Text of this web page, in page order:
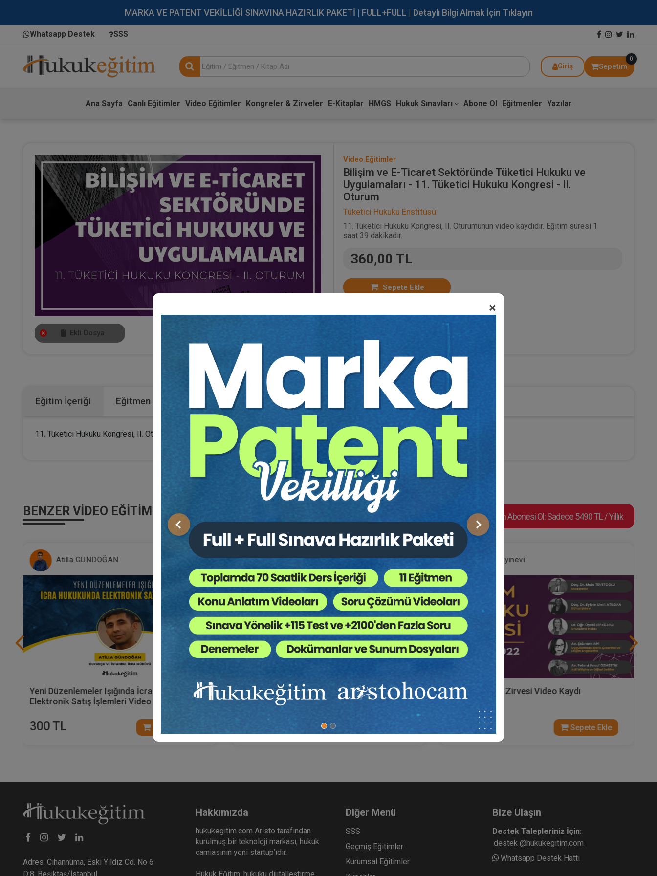
MARKA VE PATENT VEKİLLİĞİ SINAVINA HAZIRLIK PAKETİ | FULL+FULL | Detaylı Bilgi Almak İçin Tıklayın
Whatsapp Destek SSS
Giriş Sepetim
0
Ana Sayfa Canlı Eğitimler Video Eğitimler Kongreler & Zirveler E-Kitaplar HMGS Hukuk Sınavları Abone Ol Eğitmenler Yazılar
×
Önceki Sonraki
Ekli Dosya
Video Eğitimler
Bilişim ve E-Ticaret Sektöründe Tüketici Hukuku ve
Uygulamaları - 11. Tüketici Hukuku Kongresi - II.
Oturum
Tüketici Hukuku Enstitüsü
11. Tüketici Hukuku Kongresi, II. Oturumunun video kaydıdır. Eğitim süresi 1
saat 39 dakikadır.
360,00 TL
Sepete Ekle
Kategoriler: Bütün Video Eğitimler Kongreler,Tüketici Hukuku ,Bilişim Hukuku
Eğitim İçeriği Eğitmen
11. Tüketici Hukuku Kongresi, II. Oturumunun video kaydıdır. Eğitim süresi 1 saat 39 dakikadır.
BENZER VIDEO EĞITIMLER Video Eğitim Abonesi Ol: Sadece 5490 TL / Yıllık
Atilla GÜNDOĞAN
Yeni Düzenlemeler Işığında İcra Hukukunda
Elektronik Satış İşlemleri Video Eğitimi
300 TL Sepete Ekle
Doç. Dr. Selin Sert SÜTÇÜ
Sosyal Medya Kanalı İle Yapılan Kişilik Hakkı
İhlallerinin Özel Hukuk Bağlamında Korunması
Aristo Yayınevi
Bilişim Hukuku Zirvesi Video Kaydı
900 TL Sepete Ekle
Adres: Cihannüma, Eski Yıldız Cd. No 6
D:8, Beşiktaş/İstanbul
Hakkımızda
hukukegitim.com Aristo tarafından
kurulmuş bir teknoloji markası, hukuk
camiasının yeni startup’ıdır.
Hukuk Eğitim, hukuku dijitalleştirme
Diğer Menü
SSS
Geçmiş Eğitimler
Kurumsal Eğitimler
Bize Ulaşın
Destek Talepleriniz İçin:
destek @hukukegitim.com
Whatsapp Destek Hattı